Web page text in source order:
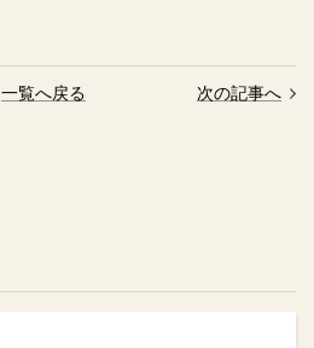
一覧へ戻る 次の記事へ